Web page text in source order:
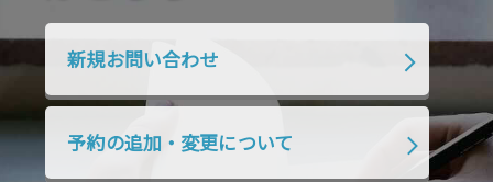
2019年10月 2019年9月
2019年4月
新規お問い合わせ
予約の追加・変更について